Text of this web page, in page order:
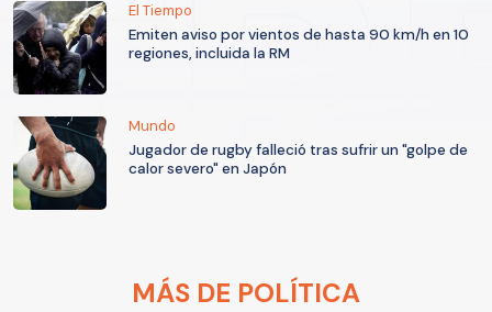
El Tiempo
Emiten aviso por vientos de hasta 90 km/h en 10
regiones, incluida la RM
Mundo
Jugador de rugby falleció tras sufrir un "golpe de
calor severo" en Japón
MÁS DE POLÍTICA